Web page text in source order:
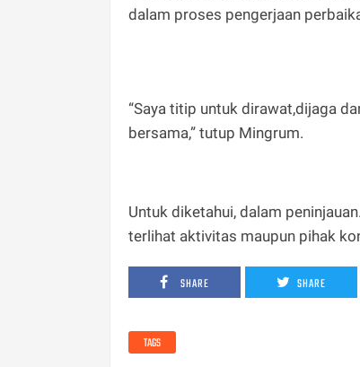
dalam proses pengerjaan
“Saya titip untuk dirawat,dijaga
bersama,” tutup Mingrum.
Untuk diketahui, dalam
terlihat aktivitas maupun pihak
SHARE SHARE
TAGS